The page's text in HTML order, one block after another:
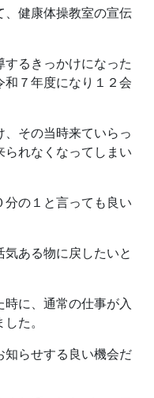
、健康体操教室の宣伝
るきっかけになった
７年度になり１２会
、その当時来ていらっ
られなくなってしまい
分の１と言っても良い
ある物に戻したいと
に、通常の仕事が入
た。
知らせする良い機会だ